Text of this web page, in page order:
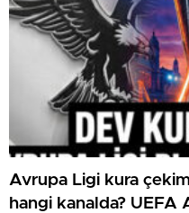
Avrupa Ligi kura
hangi kanalda?